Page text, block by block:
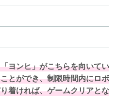
ヨンヒ」がこちらを向いてい
とができ、制限時間内にロボ
着ければ、ゲームクリアとな